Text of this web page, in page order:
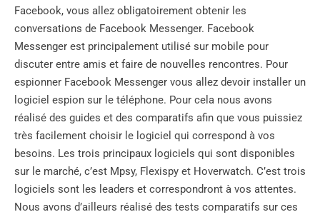
Facebook, vous allez obligatoirement obtenir les
conversations de Facebook Messenger. Facebook
Messenger est principalement utilisé sur mobile pour
discuter entre amis et faire de nouvelles rencontres. Pour
espionner Facebook Messenger vous allez devoir installer un
logiciel espion sur le téléphone. Pour cela nous avons
réalisé des guides et des comparatifs afin que vous puissiez
très facilement choisir le logiciel qui correspond à vos
besoins. Les trois principaux logiciels qui sont disponibles
sur le marché, c’est Mpsy, Flexispy et Hoverwatch. C’est trois
logiciels sont les leaders et correspondront à vos attentes.
Nous avons d’ailleurs réalisé des tests comparatifs sur ces